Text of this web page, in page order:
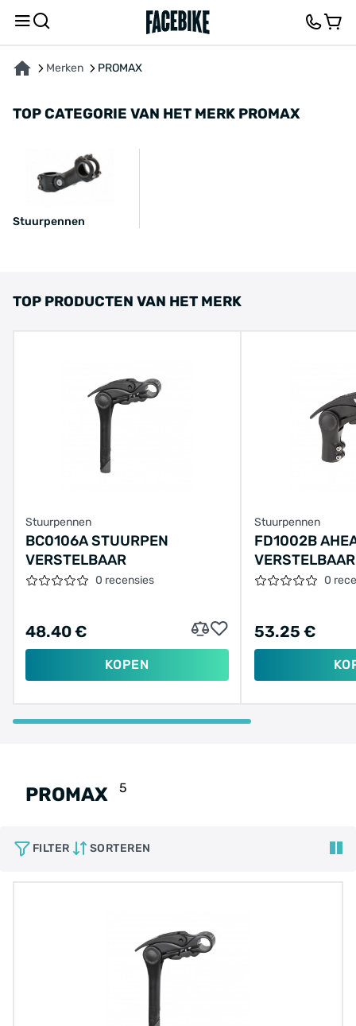
Merken PROMAX
TOP CATEGORIE VAN HET MERK PROMAX
Stuurpennen
TOP PRODUCTEN VAN HET MERK
Stuurpennen
BC0106A STUURPEN
VERSTELBAAR
0 recensies
48.40 €
KOPEN
Stuurpennen
FD1002B
VERSTELBAAR
0
53.25 €
PROMAX 5
FILTER SORTEREN